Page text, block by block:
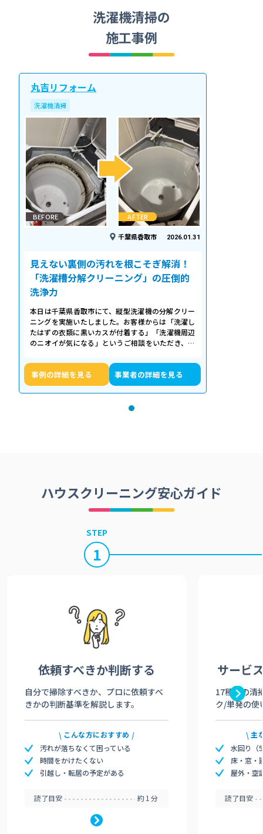
洗濯機清掃の
施工事例
丸吉リフォーム
洗濯機清掃
BEFORE AFTER
千葉県香取市 2026.01.31
見えない裏側の汚れを根こそぎ解消！
「洗濯槽分解クリーニング」の圧倒的
洗浄力
本日は千葉県香取市にて、縦型洗濯機の分解クリー
ニングを実施いたしました。お客様からは「洗濯し
たはずの衣類に黒いカスが付着する」「洗濯機周辺
のニオイが気になる」というご相談をいただき、内
事例の詳細を見る 事業者の詳細を見る
ハウスクリーニング安心ガイド
STEP
1
依頼すべきか判断する
自分で掃除すべきか、プロに依頼すべ
きかの判断基準を解説します。
こんな方におすすめ
汚れが落ちなくて困っている
時間をかけたくない
引越し・転居の予定がある
読了目安 約1分
サービ
17種類の清
ク/単発の使
主
水回り（
床・窓・
屋外・空
読了目安